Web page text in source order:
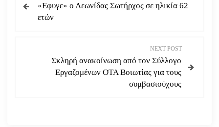
λ
«Εφυγε» ο Λεωνίδας Σωτήρχος σε ηλικία 62
ετών
NEXT POST
Σκληρή ανακοίνωση από τον Σύλλογο
Εργαζομένων ΟΤΑ Βοιωτίας για τους
συμβασιούχους